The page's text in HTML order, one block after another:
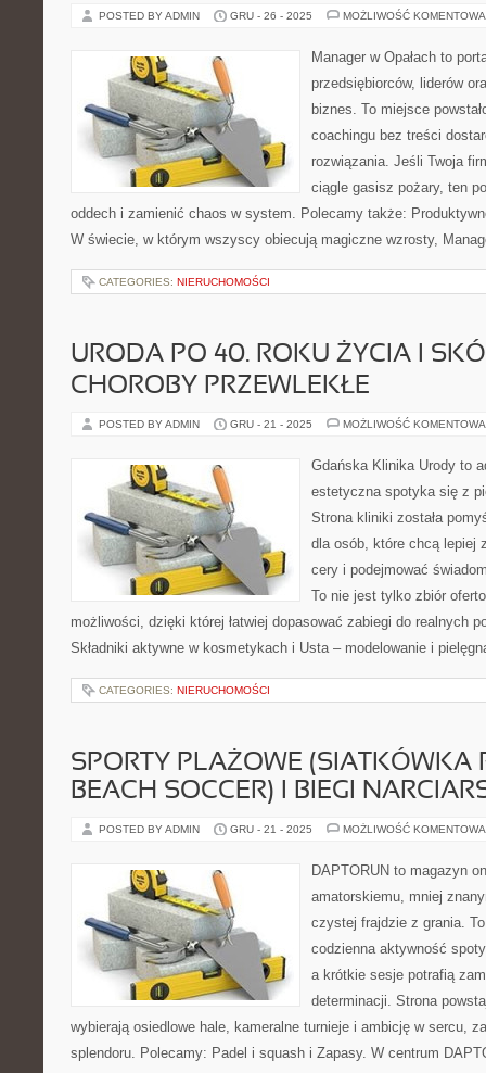
POSTED BY ADMIN GRU - 26 - 2025 MOŻLIWOŚĆ
Manager w Opałach to
przedsiębiorców, liderów
biznes. To miejsce
coachingu bez treści
rozwiązania. Jeśli Twoja
ciągle gasisz pożary, ten
oddech i zamienić chaos w system. Polecamy także:
W świecie, w którym wszyscy obiecują magiczne wzrosty,
CATEGORIES: NIERUCHOMOŚCI
URODA PO 40. ROKU ŻYCIA I
CHOROBY PRZEWLEKŁE
POSTED BY ADMIN GRU - 21 - 2025 MOŻLIWOŚĆ
Gdańska Klinika Urody to
estetyczna spotyka się z
Strona kliniki została
dla osób, które chcą lepiej
cery i podejmować
To nie jest tylko zbiór
możliwości, dzięki której łatwiej dopasować zabiegi do realnych
Składniki aktywne w kosmetykach i Usta – modelowanie i
CATEGORIES: NIERUCHOMOŚCI
SPORTY PLAŻOWE (SIATKÓWKA
BEACH SOCCER) I BIEGI
POSTED BY ADMIN GRU - 21 - 2025 MOŻLIWOŚĆ
DAPTORUN to magazyn
amatorskiemu, mniej
czystej frajdzie z grania.
codzienna aktywność
a krótkie sesje potrafią
determinacji. Strona
wybierają osiedlowe hale, kameralne turnieje i ambicję w sercu,
splendoru. Polecamy: Padel i squash i Zapasy. W centrum